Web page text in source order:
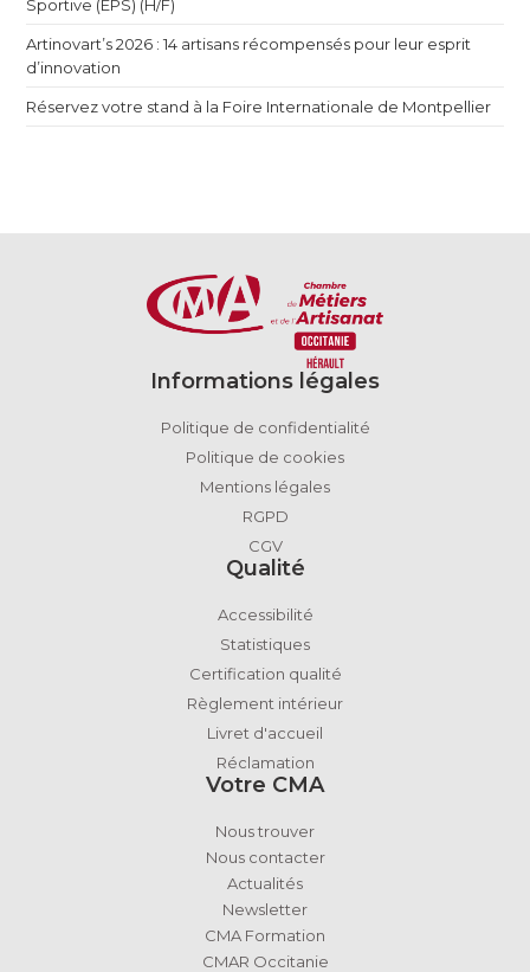
Sportive (EPS) (H/F)
Artinovart’s 2026 : 14 artisans récompensés pour leur esprit
d’innovation
Réservez votre stand à la Foire Internationale de Montpellier
Informations légales
Politique de confidentialité
Politique de cookies
Mentions légales
RGPD
CGV
Qualité
Accessibilité
Statistiques
Certification qualité
Règlement intérieur
Livret d'accueil
Réclamation
Votre CMA
Nous trouver
Nous contacter
Actualités
Newsletter
CMA Formation
CMAR Occitanie